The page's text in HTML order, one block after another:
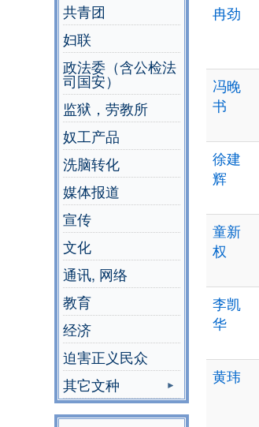
共青团
妇联
政法委（含公检法
司国安）
监狱，劳教所
奴工产品
洗脑转化
媒体报道
宣传
文化
通讯, 网络
教育
经济
迫害正义民众
其它文种
冉劲
冯晚
书
徐建
辉
童新
权
李凯
华
黄玮